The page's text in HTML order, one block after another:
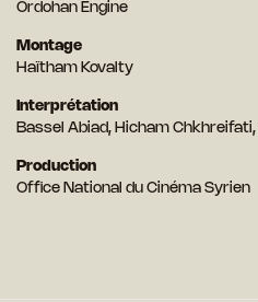
Ordohan Engine
Montage
Haïtham Kovalty
Interprétation
Bassel Abiad, Hicham
Production
Office National du Cinéma Syrien